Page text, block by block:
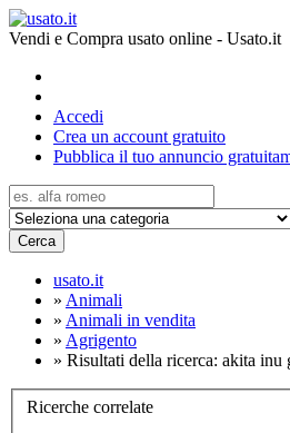
Vendi e Compra usato online - Usato.it
Accedi
Crea un account gratuito
Pubblica il tuo annuncio
Cerca
usato.it
» Animali
» Animali in vendita
» Agrigento
» Risultati della ricerca: akita inu
Ricerche correlate